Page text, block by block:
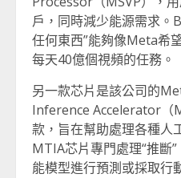
戶，同時減少能源需求。
任何東西”能夠像Meta希
每天40億個視頻的任務。
另一款芯片是該公司的
Inference Accelerator（
款，旨在幫助處理各種人
MTIA芯片專門處理“推斷
能模型進行預測或採取行